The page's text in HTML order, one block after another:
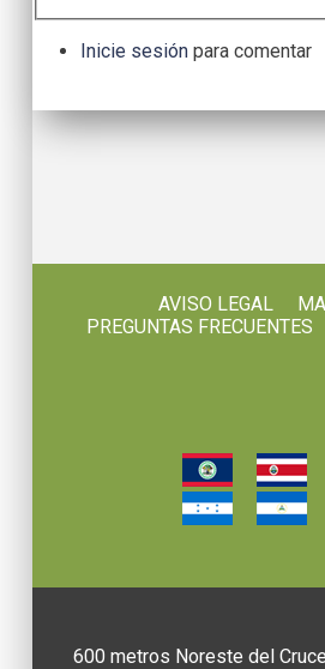
Inicie sesiónpara comentar
AVISO LEGAL
PREGUNTAS FRECUENTES
600 metros Noreste del